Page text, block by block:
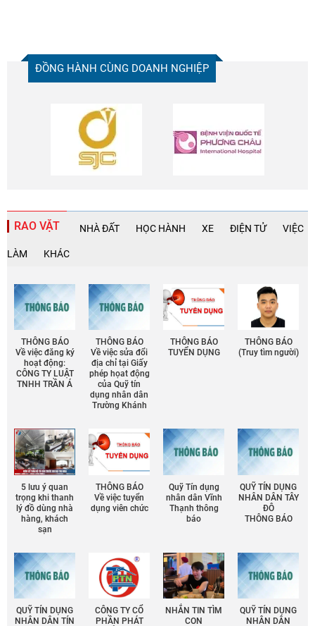
ĐỒNG HÀNH CÙNG DOANH NGHIỆP
RAO VẶT NHÀ ĐẤT HỌC HÀNH XE ĐIỆN TỬ VIỆC
LÀM KHÁC
THÔNG BÁO
Về việc đăng ký
hoạt động:
CÔNG TY LUẬT
TNHH TRẦN Á
THÔNG BÁO
Về việc sửa đổi
địa chỉ tại Giấy
phép họat động
của Quỹ tín
dụng nhân dân
Trường Khánh
THÔNG BÁO
TUYỂN DỤNG
THÔNG BÁO
(Truy tìm người)
5 lưu ý quan
trọng khi thanh
lý đồ dùng nhà
hàng, khách
sạn
THÔNG BÁO
Về việc tuyển
dụng viên chức
Quỹ Tín dụng
nhân dân Vĩnh
Thạnh thông
báo
QUỸ TÍN DỤNG
NHÂN DÂN TÂY
ĐÔ
THÔNG BÁO
QUỸ TÍN DỤNG
NHÂN DÂN TÍN
CÔNG TY CỔ
PHẦN PHÁT
NHẮN TIN TÌM
CON
QUỸ TÍN DỤNG
NHÂN DÂN